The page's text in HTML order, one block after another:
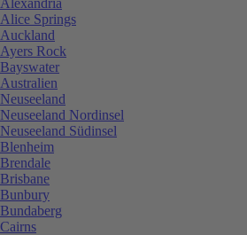
Alice Springs
Auckland
Ayers Rock
Bayswater
Australien
Neuseeland
Neuseeland Nordinsel
Neuseeland Südinsel
Blenheim
Brendale
Brisbane
Bunbury
Bundaberg
Cairns